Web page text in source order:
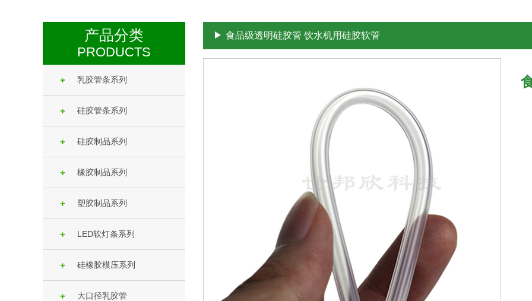
产品分类
PRODUCTS
乳胶管条系列
硅胶管条系列
硅胶制品系列
橡胶制品系列
塑胶制品系列
LED软灯条系列
硅橡胶模压系列
大口径乳胶管
食品级透明硅胶管 饮水机用硅胶软管